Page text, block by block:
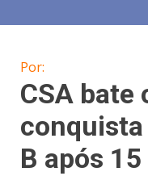
Por:
CSA bate
conquista
B após